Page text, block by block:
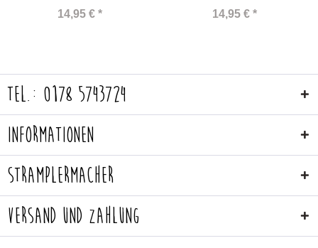
14,95 € * 14,95 € *
Tel.: 0178 5743724
Informationen
Stramplermacher
Versand und Zahlung